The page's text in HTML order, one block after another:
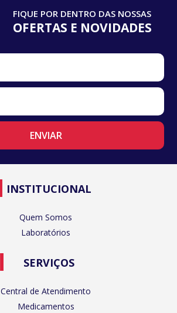
FIQUE POR DENTRO DAS NOSSAS
OFERTAS E NOVIDADES
INSTITUCIONAL
Quem Somos
Laboratórios
SERVIÇOS
Central de Atendimento
Medicamentos